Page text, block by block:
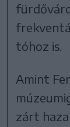
tóhoz is.
Amint
zárt